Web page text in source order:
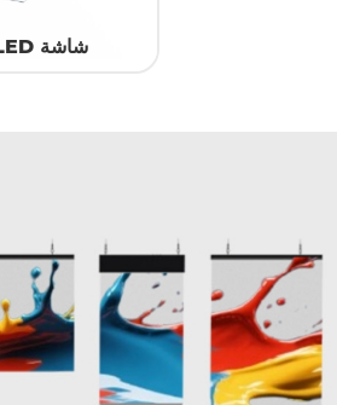
شاشة LED إبداعية